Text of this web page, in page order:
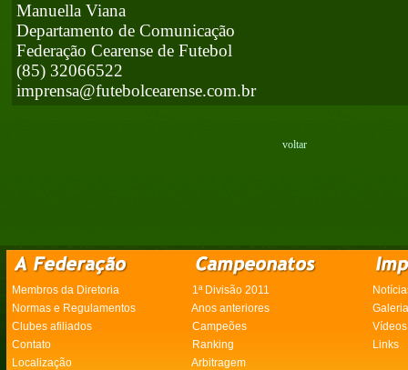
Manuella Viana
Departamento de Comunicação
Federação Cearense de Futebol
(85) 32066522
imprensa@futebolcearense.com.br
voltar
Membros da Diretoria 1ª Divisão 2011
Normas e Regulamentos
Anos anteriores
Clubes afiliados
Campeões
Vídeos
Contato
Ranking
Links
Localização
Arbitragem